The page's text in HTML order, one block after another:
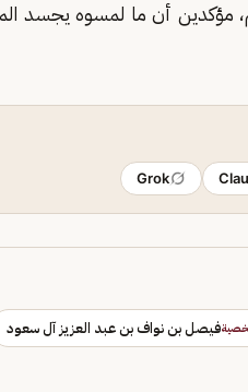
أن ما لمسوه يجسد
Grok
فيصل بن نواف بن عبد العزيز آل سعود